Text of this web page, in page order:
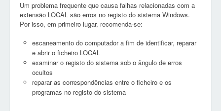
Um problema frequente que causa falhas relacionadas com a
extensão LOCAL são erros no registo do sistema Windows.
Por isso, em primeiro lugar, recomenda-se:
escaneamento do computador a fim de identificar, reparar
e abrir o ficheiro LOCAL
examinar o registo do sistema sob o ângulo de erros
ocultos
reparar as correspondências entre o ficheiro e os
programas no registo do sistema